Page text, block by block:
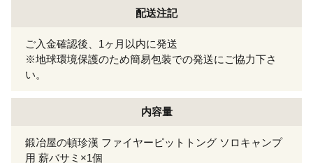
配送注記
ご入金確認後、1ヶ月以内に発送
※地球環境保護のため簡易包装での発送にご協力下さ
い。
内容量
鍛冶屋の頓珍漢 ファイヤーピットトング ソロキャンプ
用 薪バサミ×1個